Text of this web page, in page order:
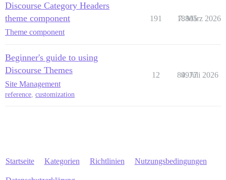
Discourse Category Headers
theme component
Theme component
191 18805
7. März 2026
Beginner's guide to using
Discourse Themes
Site Management
reference, customization
12 84977
9. Juli 2026
Startseite Kategorien Richtlinien Nutzungsbedingungen